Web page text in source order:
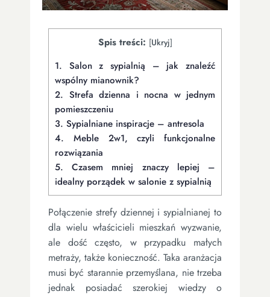
Spis treści: [Ukryj]
1. Salon z sypialnią – jak znaleźć
wspólny mianownik?
2. Strefa dzienna i nocna w jednym
pomieszczeniu
3. Sypialniane inspiracje – antresola
4. Meble 2w1, czyli funkcjonalne
rozwiązania
5. Czasem mniej znaczy lepiej –
idealny porządek w salonie z sypialnią
Połączenie strefy dziennej i sypialnianej to
dla wielu właścicieli mieszkań wyzwanie,
ale dość często, w przypadku małych
metraży, także konieczność. Taka aranżacja
musi być starannie przemyślana, nie trzeba
jednak posiadać szerokiej wiedzy o